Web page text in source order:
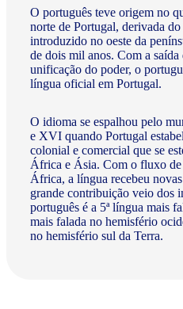
O português teve origem no
norte de Portugal, derivada
introduzido no oeste da
de dois mil anos. Com a saída
unificação do poder, o
língua oficial em Portugal.
O idioma se espalhou pelo
e XVI quando Portugal
colonial e comercial que se
África e Ásia. Com o fluxo de
África, a língua recebeu
grande contribuição veio dos
português é a 5ª língua mais
mais falada no hemisfério
no hemisfério sul da Terra.